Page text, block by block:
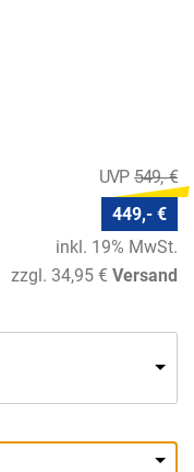
549,- €
449,- €
inkl. 19% MwSt.
zzgl. 34,95 € Versand